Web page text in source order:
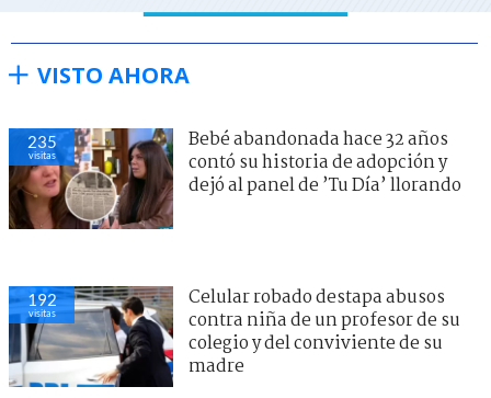
VISTO AHORA
235
visitas
Bebé abandonada hace 32 años
contó su historia de adopción y
dejó al panel de ’Tu Día’ llorando
192
visitas
Celular robado destapa abusos
contra niña de un profesor de su
colegio y del conviviente de su
madre